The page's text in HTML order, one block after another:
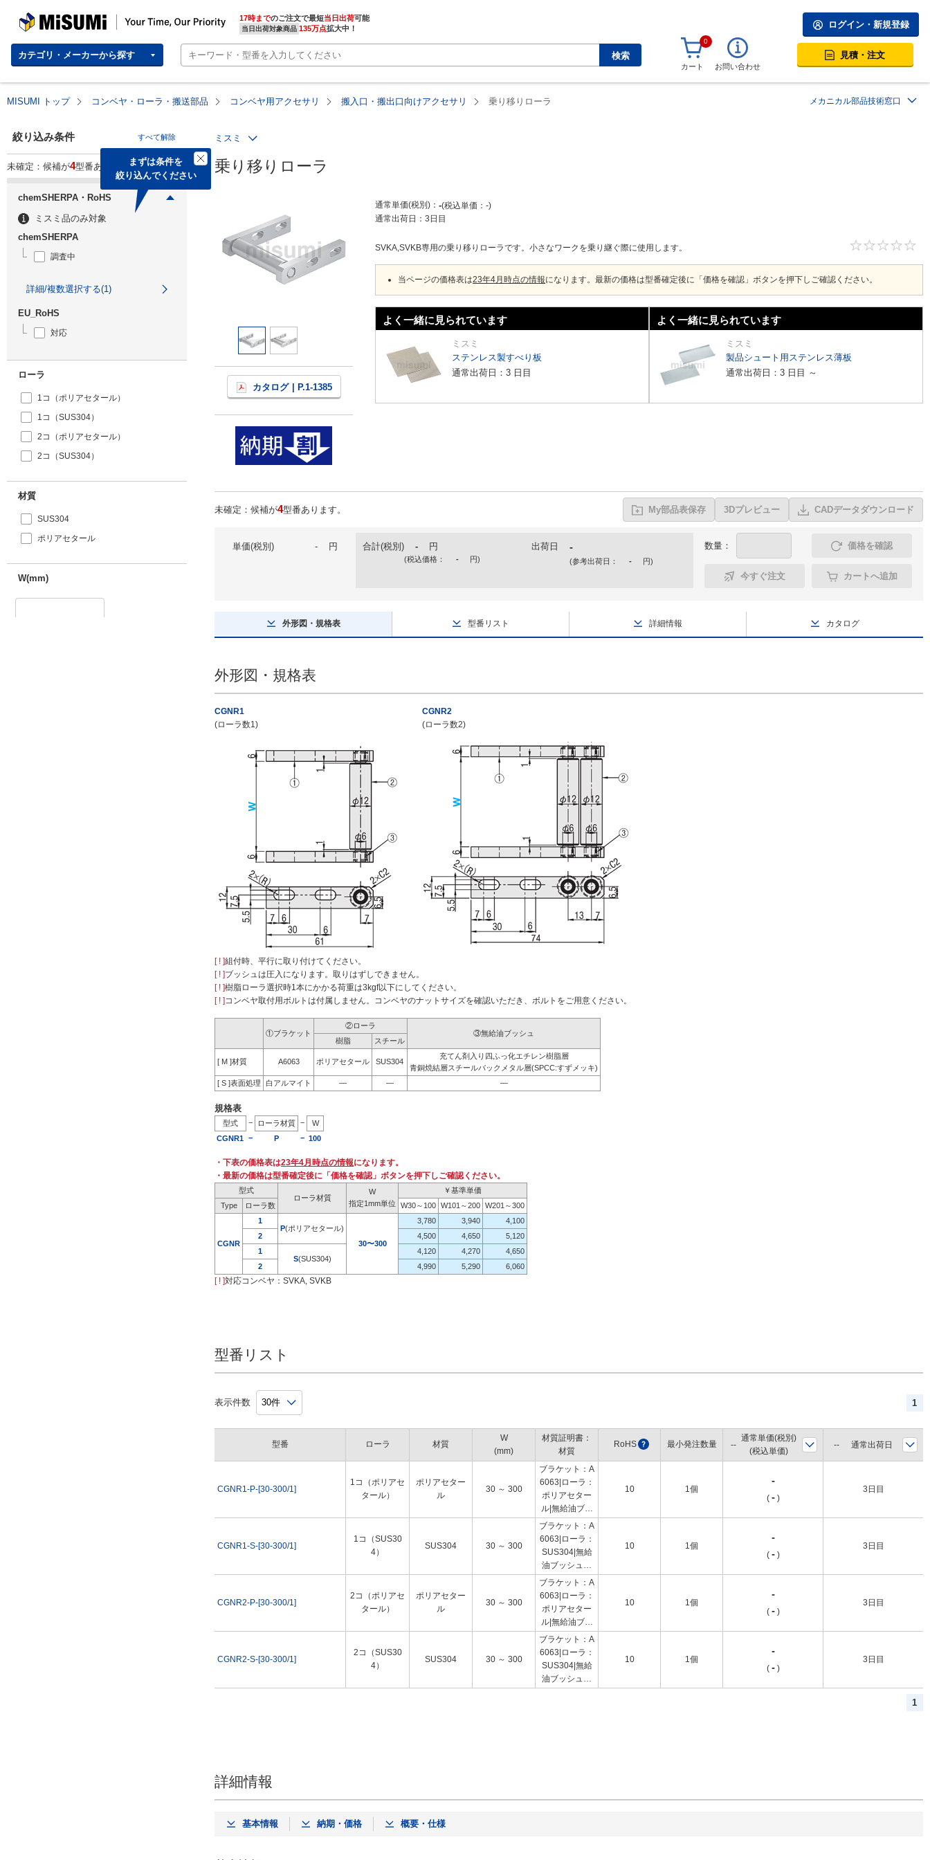
MISUMI | Your Time, Our Priority 17時までのご注文で最短当日出荷
当日出荷対象商品 135万点拡大中！
カテゴリ・メーカーから探す 検索
ログイン・新規登録
0
カート お問い合わせ
見積・注文
MISUMI トップ コンベヤ・ローラ・搬送部品 コンベヤ用アクセサリ 搬入口・搬出口向けアクセサリ 乗り移りローラ メカニカル部品技術窓口
絞り込み条件 すべて解除
まずは条件を
絞り込んでください
未確定：候補が4型番あります。
chemSHERPA・RoHS
ミスミ品のみ対象
chemSHERPA
調査中
詳細/複数選択する(1)
EU_RoHS
対応
ローラ
1コ（ポリアセタール）
1コ（SUS304）
2コ（ポリアセタール）
2コ（SUS304）
材質
SUS304
ポリアセタール
W(mm)
ミスミ
乗り移りローラ
カタログ | P.1-1385
通常単価(税別) - 税込単価
-
通常出荷日： 3日目
SVKA,SVKB専用の乗り移りローラです。小さなワークを乗り継ぐ際に使用します。
当ページの価格表は23年4月時点の情報になります。最新の価格は型番確定後に「価格を確認」ボタンを押下しご確認ください。
よく一緒に見られています
ミスミ
ステンレス製すべり板
通常出荷日：3 日目
よく一緒に見られています
ミスミ
製品シュート用ステンレス薄板
通常出荷日：3 日目 ～
未確定：候補が4型番あります。 My部品表保存 3Dプレビュー CADデータダウンロード
単価(税別) - 円 合計(税別) - 円
(税込価格： - 円)
出荷日 -
(参考出荷日： - 円)
数量： 価格を確認
今すぐ注文 カートへ追加
外形図・規格表 型番リスト 詳細情報 カタログ
外形図・規格表
CGNR1
(ローラ数1)
CGNR2
(ローラ数2)
[ ! ]組付時、平行に取り付けてください。
[ ! ]ブッシュは圧入になります。取りはずしできません。
[ ! ]樹脂ローラ選択時1本にかかる荷重は3kgf以下にしてください。
[ ! ]コンベヤ取付用ボルトは付属しません。コンベヤのナットサイズを確認いただき、ボルトをご用意ください。
①ブラケット
②ローラ
③無給油ブッシュ
樹脂
スチール
[ M ]材質 A6063 ポリアセタール SUS304
充てん剤入り四ふっ化エチレン樹脂層
青銅焼結層スチールバックメタル層(SPCC:すずメッキ)
[ S ]表面処理
白アルマイト ― ― ―
規格表
型式 − ローラ材質 −
W
CGNR1 − P − 100
・下表の価格表は23年4月時点の情報になります。
・最新の価格は型番確定後に「価格を確認」ボタンを押下しご確認ください。
型式
ローラ材質
W
指定1mm単位
￥基準単価
Type
ローラ数 W30～100 W101～200 W201～300
CGNR
1
P(ポリアセタール)
30〜300
3,780 3,940
4,100
2
4,500 4,650
5,120
1
S(SUS304)
4,120 4,270
4,650
2
4,990 5,290 6,060
[ ! ]対応コンベヤ：SVKA, SVKB
型番リスト
表示件数 1
型番
CGNR1-P-[30-300/1]
CGNR1-S-[30-300/1]
CGNR2-P-[30-300/1]
CGNR2-S-[30-300/1]
ローラ 材質
W
(mm)
材質証明書：
材質
RoHS ? 最小発注数量
1コ（ポリアセ
タール）
ポリアセター
ル
30 ～ 300
ブラケット：A
6063|ローラ：
ポリアセター
ル|無給油ブッ
シュ：充てん
剤入り四ふっ
化エチレン樹
脂層 青銅焼結
層スチールバ
ックメタル層
(SPCC:すずメ
ッキ)
10 1個
1コ（SUS30
4）
SUS304 30 ～ 300
ブラケット：A
6063|ローラ：
SUS304|無給
油ブッシュ：
充てん剤入り
四ふっ化エチ
レン樹脂層 青
銅焼結層スチ
ールバックメ
タル層(SPCC:
すずメッキ)
10 1個
2コ（ポリアセ
タール）
ポリアセター
ル
30 ～ 300
ブラケット：A
6063|ローラ：
ポリアセター
ル|無給油ブッ
シュ：充てん
剤入り四ふっ
化エチレン樹
脂層 青銅焼結
層スチールバ
10 1個
2コ（SUS30
4）
SUS304 30 ～ 300
ブラケット：A
6063|ローラ：
SUS304|無給
油ブッシュ：
10 1個
通常単価(税別)
(税込単価)
通常出荷日
-
( -)
3日目
-
( -)
3日目
-
( -)
3日目
-
( -)
3日目
1
詳細情報
基本情報 納期・価格 概要・仕様